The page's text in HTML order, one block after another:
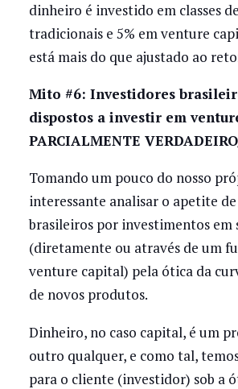
dinheiro é investido em classes
tradicionais e 5% em venture
está mais do que ajustado ao
Mito #6: Investidores
dispostos a investir em
PARCIALMENTE
Tomando um pouco do nosso
interessante analisar o apetite
brasileiros por investimentos em
(diretamente ou através de um
venture capital) pela ótica da
de novos produtos.
Dinheiro, no caso capital, é um
outro qualquer, e como tal,
para o cliente (investidor) sob a